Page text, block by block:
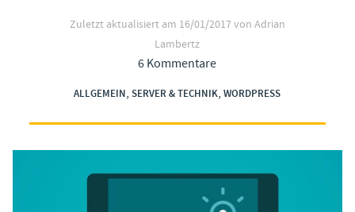
Zuletzt aktualisiert am 16/01/2017von Adrian
Lambertz
6 Kommentare
ALLGEMEIN,SERVER & TECHNIK,WORDPRESS